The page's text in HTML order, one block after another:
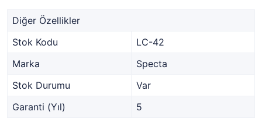
Diğer Özellikler
Stok Kodu
LC-42
Marka
Specta
Stok Durumu
Var
Garanti (Yıl)
5